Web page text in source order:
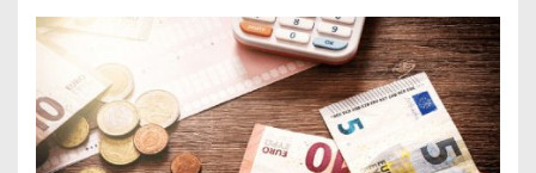
einen
10000
Euro
Kredit
finden